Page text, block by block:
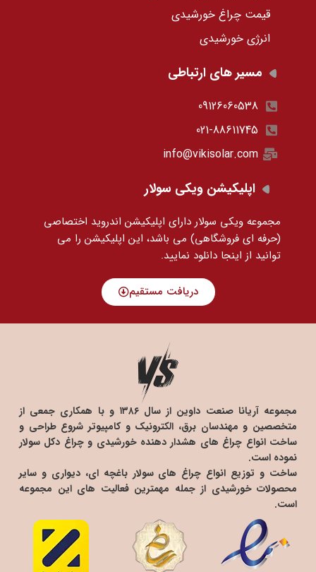
قیمت چراغ خورشیدی
انرژی خورشیدی
مسیر های ارتباطی
09126060538
021-88611745
info@vikisolar.com
اپلیکیشن ویکی سولار
مجموعه ویکی سولار دارای اپلیکیشن اندروید اختصاصی
(حرفه ای فروشگاهی) می باشد، این اپلیکیشن را می
توانید از اینجا دانلود نمایید.
دریافت مستقیم
مجموعه آریانا صنعت داوین از سال ۱۳۸۶ و با همکاری جمعی از
متخصصین و مهندسان برق، الکترونیک و کامپیوتر شروع طراحی و
ساخت انواع چراغ های هشدار دهنده خورشیدی و چراغ دکل سولار
نموده است.
ساخت و توزیع انواع چراغ های سولار باغچه ای، دیواری و سایر
محصولات خورشیدی از جمله مهمترین فعالیت های این مجموعه
است.